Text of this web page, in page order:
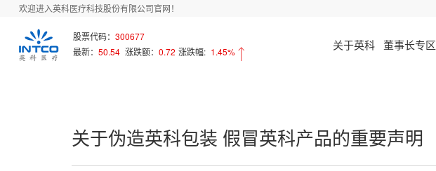
欢迎进入英科医疗科技股份有限公司官网！
股票代码：300677
最新：50.54 涨跌额：0.72 涨跌幅: 1.45% 关于英科 董事长专区
首页 新闻中心 Array
关于伪造英科包装 假冒英科产品的重要声明